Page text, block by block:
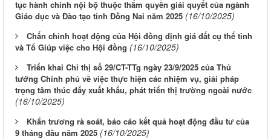
tục hành chính nội bộ thuộc thẩm quyền giải quyết của ngành
Giáo dục và Đào tạo tỉnh Đồng Nai năm 2025 (16/10/2025)
Chấn chỉnh hoạt động của Hội đồng định giá đất cụ thể tỉnh
và Tổ Giúp việc cho Hội đồng (16/10/2025)
Triển khai Chỉ thị số 29/CT-TTg ngày 23/9/2025 của Thủ
tướng Chính phủ về việc thực hiện các nhiệm vụ, giải pháp
trọng tâm thúc đẩy xuất khẩu, phát triển thị trường ngoài nước
(16/10/2025)
Khẩn trương rà soát, báo cáo kết quả hoạt động đầu tư của
9 tháng đầu năm 2025 (16/10/2025)